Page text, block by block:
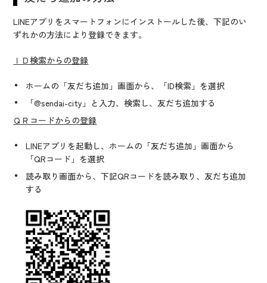
LINEアプリをスマートフォンにインストールした後、下記のい
ずれかの方法により登録できます。
ＩＤ検索からの登録
ホームの「友だち追加」画面から、「ID検索」を選択
「@sendai-city」と入力、検索し、友だち追加する
ＱＲコードからの登録
LINEアプリを起動し、ホームの「友だち追加」画面から
「QRコード」を選択
読み取り画面から、下記QRコードを読み取り、友だち追加
する